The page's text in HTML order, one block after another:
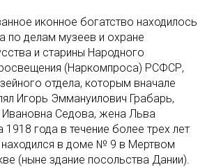
иконное богатство находилось
по делам музеев и охране
и старины Народного
(Наркомпроса) РСФСР,
отдела, которым вначале
Игорь Эммануилович Грабарь,
Ивановна Седова, жена Льва
1918 года в течение более трех лет
находился в доме № 9 в Мертвом
(ныне здание посольства Дании).